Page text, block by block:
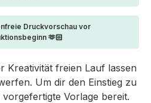
Druckvorschau vor
🫶🏻
Kreativität freien Lauf lassen
Um dir den Einstieg zu
Vorlage bereit.